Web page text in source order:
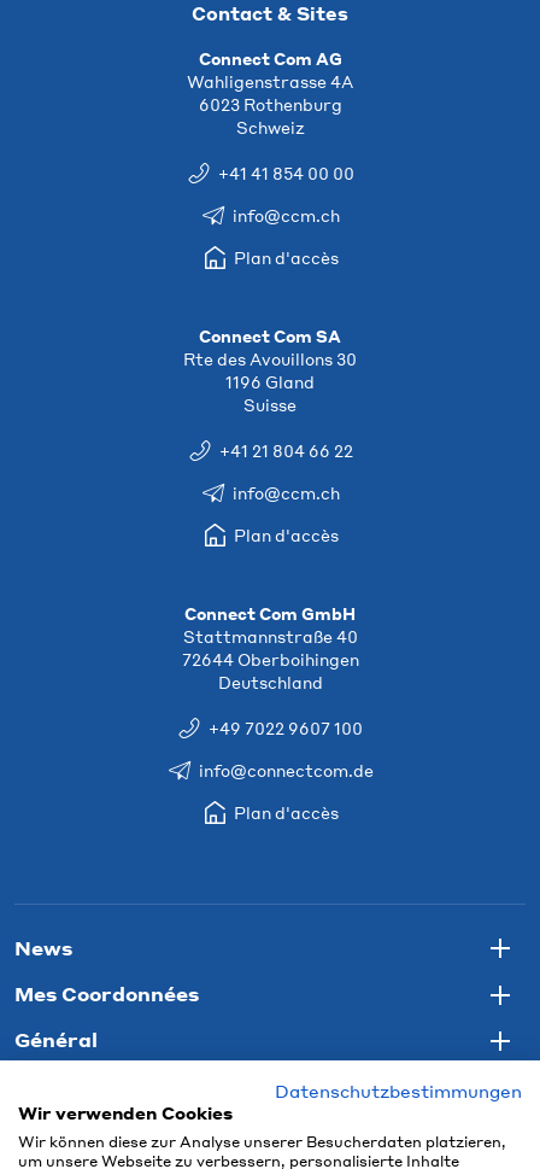
Contact & Sites
Connect Com AG
Wahligenstrasse 4A
6023 Rothenburg
Schweiz
+41 41 854 00 00
info@ccm.ch
Plan d'accès
Connect Com SA
Rte des Avouillons 30
1196 Gland
Suisse
+41 21 804 66 22
info@ccm.ch
Plan d'accès
Connect Com GmbH
Stattmannstraße 40
72644 Oberboihingen
Deutschland
+49 7022 9607 100
info@connectcom.de
Plan d'accès
News
Mes Coordonnées
Général
Datenschutzbestimmungen
Wir verwenden Cookies
Wir können diese zur Analyse unserer Besucherdaten platzieren,
um unsere Webseite zu verbessern, personalisierte Inhalte